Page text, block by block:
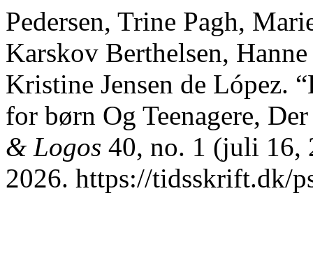
Pedersen, Trine Pagh,
Karskov Berthelsen,
Kristine Jensen de López.
for børn Og Teenagere,
& Logos 40, no. 1 (juli 16,
2026. https://tidsskrift.dk/